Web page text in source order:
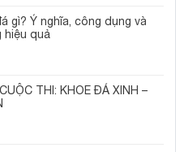
gì? Ý nghĩa, công dụng và
hiệu quả
THI: KHOE ĐÁ XINH –